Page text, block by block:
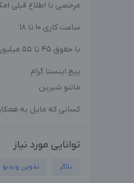
مرخصی با اطلاع قبلی
ساعت کاری ۱۰ تا ۱۸
با حقوق ۴۵ تا ۵۵ میلیون (و در صورت کارایی افزایش میابد)
پیج اینستا گرام
مانتو شیرین
کسانی که مایل به
توانایی مورد نیاز
بلاگر تدوین‌ ویدیو